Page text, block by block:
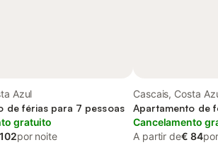
Azul
de férias para 7 pessoas
gratuito
por noite
Cascais, Costa
Apartamento de
Cancelamento
A partir de€ 84